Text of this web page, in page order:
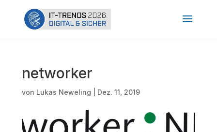
networker
von Lukas Neweling Dez. 11, 2019